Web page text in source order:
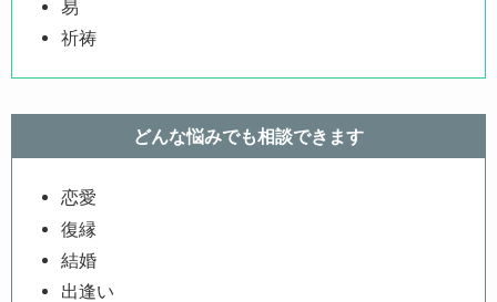
易
祈祷
どんな悩みでも相談できます
恋愛
復縁
結婚
出逢い